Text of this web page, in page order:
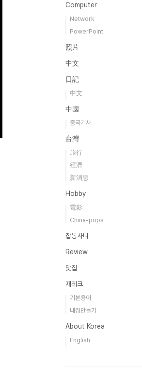
Computer
Network
PowerPoint
照片
中文
日記
中文
中國
중국기사
台灣
旅行
經濟
新消息
Hobby
電影
China-pops
잡동사니
Review
맛집
재테크
기본용어
내집만들기
About Korea
English